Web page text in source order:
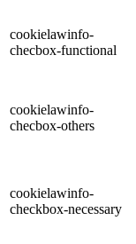
cookielawinfo-
checbox-functional
cookielawinfo-
checbox-others
cookielawinfo-
checkbox-necessary